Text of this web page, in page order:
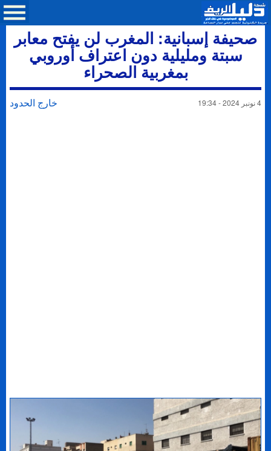
صحيفة إسبانية: المغرب لن يفتح معابر
سبتة ومليلية دون اعتراف أوروبي
بمغربية الصحراء
خارج الحدود 4 نونبر 2024 - 19:34